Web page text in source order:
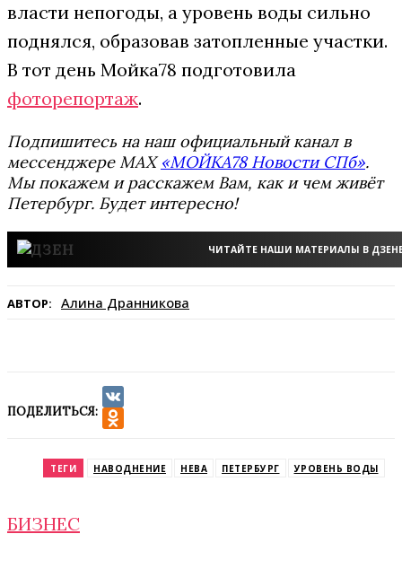
власти непогоды, а уровень воды сильно
поднялся, образовав затопленные участки.
В тот день Мойка78 подготовила
фоторепортаж.
Подпишитесь на наш официальный канал в
мессенджере MAX«МОЙКА78 Новости СПб».
Мы покажем и расскажем Вам, как и чем живёт
Петербург. Будет интересно!
ЧИТАЙТЕ НАШИ МАТЕРИАЛЫ В
АВТОР: Алина Дранникова
ПОДЕЛИТЬСЯ:
VK
ТЕГИ НАВОДНЕНИЕ НЕВА ПЕТЕРБУРГ УРОВЕНЬ ВОДЫ
БИЗНЕС